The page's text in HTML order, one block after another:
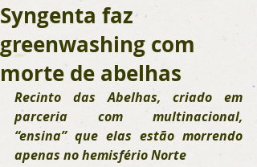
Syngenta faz
greenwashing com
morte de abelhas
Recinto das Abelhas, criado em
parceria com multinacional,
“ensina” que elas estão morrendo
apenas no hemisfério Norte